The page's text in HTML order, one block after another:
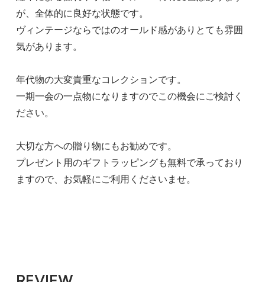
が、全体的に良好な状態です。
ヴィンテージならではのオールド感がありとても雰囲
気があります。
年代物の大変貴重なコレクションです。
一期一会の一点物になりますのでこの機会にご検討く
ださい。
大切な方への贈り物にもお勧めです。
プレゼント用のギフトラッピングも無料で承っており
ますので、お気軽にご利用くださいませ。